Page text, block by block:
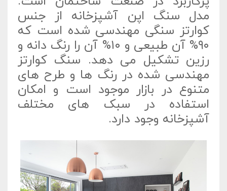
مدل سنگ اپن آشپزخانه از جنس
کوارتز سنگی مهندسی شده است که
۹۰% آن طبیعی و ۱۰% آن را رنگ دانه و
رزین تشکیل می دهد. سنگ کوارتز
مهندسی شده در رنگ ها و طرح های
متنوع در بازار موجود است و امکان
استفاده در سبک های مختلف
آشپزخانه وجود دارد.